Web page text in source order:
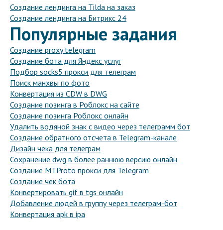
Создание лендинга на Tilda на заказ
Создание лендинга на Битрикс 24
Популярные задания
Создание proxy telegram
Создание бота для Яндекс услуг
Подбор socks5 прокси для телеграм
Поиск манхвы по фото
Конвертация из CDW в DWG
Создание позинга в Роблокс на сайте
Создание позинга Роблокс онлайн
Удалить водяной знак с видео через телеграмм бот
Создание обратного отсчета в Telegram-канале
Дизайн чека для телеграм
Сохранение dwg в более раннюю версию онлайн
Создание MTProto прокси для Telegram
Создание чек бота
Конвертировать gif в tgs онлайн
Добавление людей в группу через телеграм-бот
Конвертация apk в ipa